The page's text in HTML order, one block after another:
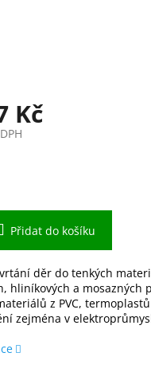
Kč
Přidat do košíku
děr do tenkých
hliníkových a mosazných
z PVC,
zejména v